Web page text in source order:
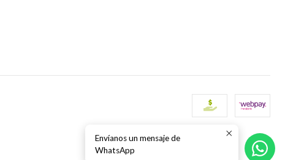
Envíanos un mensaje de
WhatsApp